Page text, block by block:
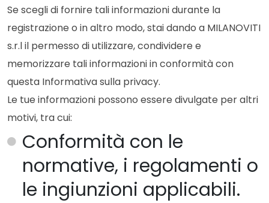
Se scegli di fornire tali informazioni durante la
registrazione o in altro modo, stai dando a MILANOVITI
s.r.l il permesso di utilizzare, condividere e
memorizzare tali informazioni in conformità con
questa Informativa sulla privacy.
Le tue informazioni possono essere divulgate per altri
motivi, tra cui:
Conformità con le
normative, i regolamenti o
le ingiunzioni applicabili.